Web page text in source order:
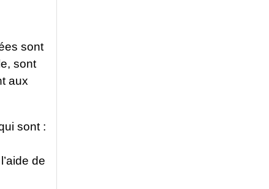
sont
sont
aux
sont :
de